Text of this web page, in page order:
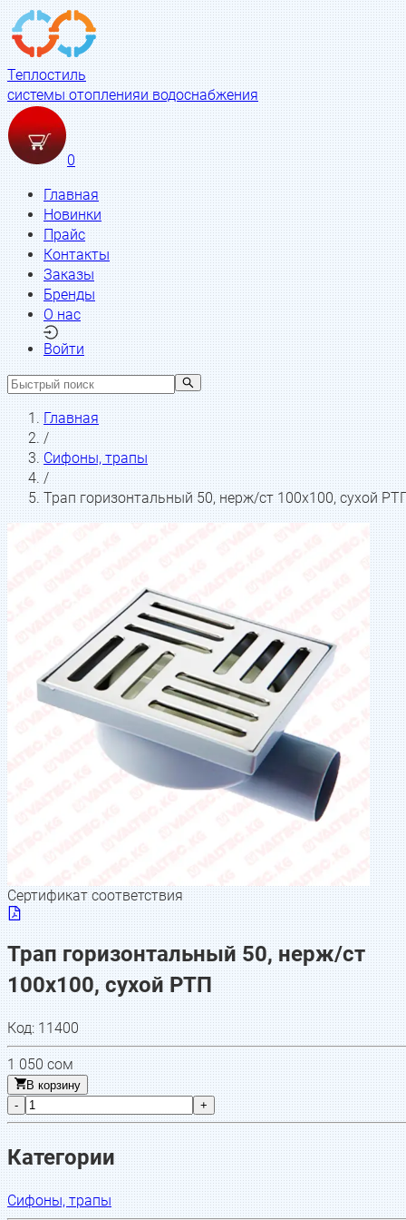
Теплостиль
системы отопленияи водоснабжения
0
Главная
Новинки
Прайс
Контакты
Заказы
Бренды
О нас
Войти
Главная
/
Сифоны, трапы
/
Трап горизонтальный 50, нерж/ст 100х100, сухой
Сертификат соответствия
Трап горизонтальный 50, нерж/ст
100х100, сухой РТП
Код:11400
1 050сом
В корзину
-
+
Категории
Сифоны, трапы